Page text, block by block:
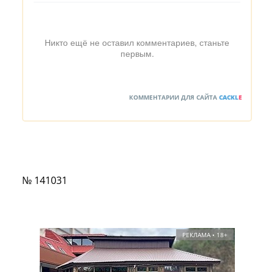
Никто ещё не оставил комментариев, станьте
первым.
КОММЕНТАРИИ ДЛЯ САЙТА CACKLE
№ 141031
РЕКЛАМА • 18+